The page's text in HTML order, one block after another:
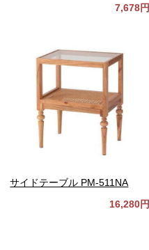
7,678円
サイドテーブル PM-511NA
16,280円